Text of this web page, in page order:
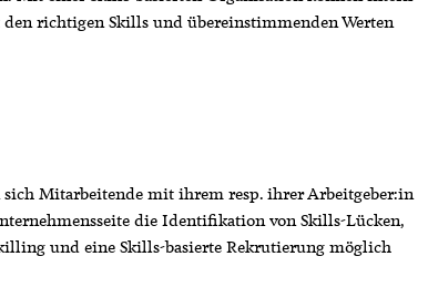
richtigen Skills und übereinstimmenden Werten
Mitarbeitende mit ihrem resp. ihrer Arbeitgeber:in
die Identifikation von Skills-Lücken,
und eine Skills-basierte Rekrutierung möglich